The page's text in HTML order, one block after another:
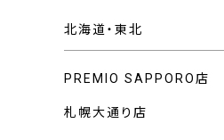
北海道・東北
PREMIO SAPPORO店
札幌大通り店